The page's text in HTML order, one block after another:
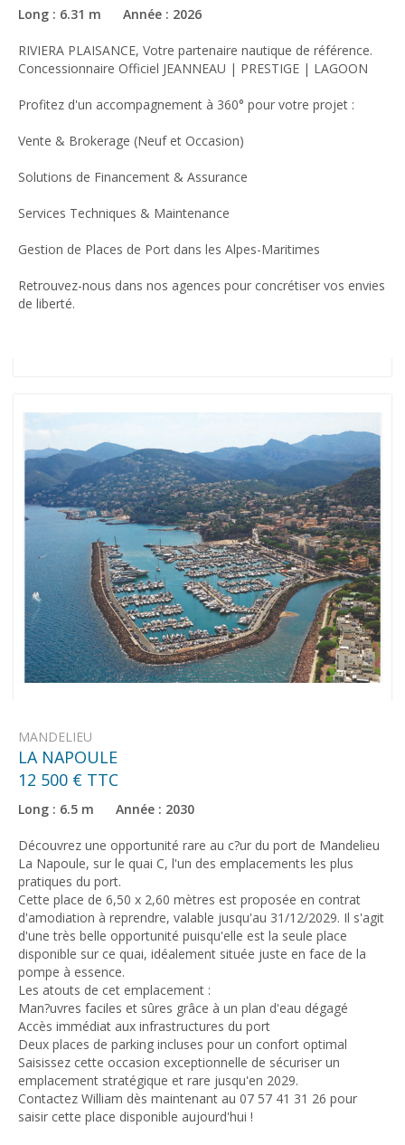
Long : 6.31 m Année : 2026
RIVIERA PLAISANCE, Votre partenaire nautique de référence.
Concessionnaire Officiel JEANNEAU | PRESTIGE | LAGOON
Profitez d'un accompagnement à 360° pour votre projet :
Vente & Brokerage (Neuf et Occasion)
Solutions de Financement & Assurance
Services Techniques & Maintenance
Gestion de Places de Port dans les Alpes-Maritimes
Retrouvez-nous dans nos agences pour concrétiser vos envies
de liberté.
MANDELIEU
LA NAPOULE
12 500 € TTC
Long : 6.5 m Année : 2030
Découvrez une opportunité rare au c?ur du port de Mandelieu
La Napoule, sur le quai C, l'un des emplacements les plus
pratiques du port.
Cette place de 6,50 x 2,60 mètres est proposée en contrat
d'amodiation à reprendre, valable jusqu'au 31/12/2029. Il s'agit
d'une très belle opportunité puisqu'elle est la seule place
disponible sur ce quai, idéalement située juste en face de la
pompe à essence.
Les atouts de cet emplacement :
Man?uvres faciles et sûres grâce à un plan d'eau dégagé
Accès immédiat aux infrastructures du port
Deux places de parking incluses pour un confort optimal
Saisissez cette occasion exceptionnelle de sécuriser un
emplacement stratégique et rare jusqu'en 2029.
Contactez William dès maintenant au 07 57 41 31 26 pour
saisir cette place disponible aujourd'hui !